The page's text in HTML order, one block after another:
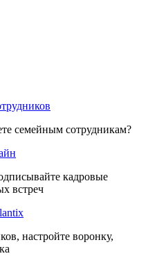
семейным сотрудникам?
кадровые
встреч
настройте воронку,